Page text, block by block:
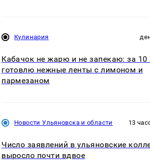
Кулинария
Кабачок не жарю и не запекаю: за 10
готовлю нежные ленты с лимоном и
пармезаном
Новости Ульяновска и области 13
Число заявлений в ульяновские
выросло почти вдвое